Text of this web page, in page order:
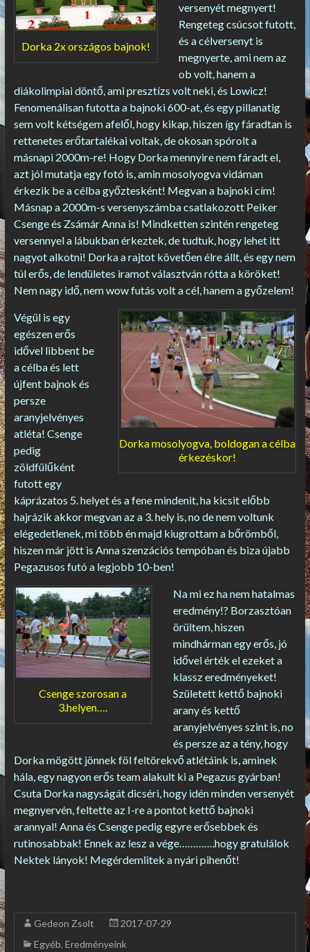
Dorka 2x országos bajnok!
versenyét megnyert!
Rengeteg csúcsot futott,
és a célversenyt is
megnyerte, ami nem az
ob volt, hanem a
diákolimpiai döntő, ami presztízs volt neki, és Lowicz!
Fenomenálisan futotta a bajnoki 600-at, és egy pillanatig
sem volt kétségem afelől, hogy kikap, hiszen így fáradtan is
rettenetes erőtartalékai voltak, de okosan spórolt a
másnapi 2000m-re! Hogy Dorka mennyire nem fáradt el,
azt jól mutatja egy fotó is, amin mosolyogva vidáman
érkezik be a célba győztesként! Megvan a bajnoki cím!
Másnap a 2000m-s versenyszámba csatlakozott Peiker
Csenge és Zsámár Anna is! Mindketten szintén rengeteg
versennyel a lábukban érkeztek, de tudtuk, hogy lehet itt
nagyot alkotni! Dorka a rajtot követően élre állt, és egy nem
túl erős, de lendületes iramot választván rótta a köröket!
Nem nagy idő, nem wow futás volt a cél, hanem a győzelem!
Dorka mosolyogva, boldogan a célba
érkezéskor!
Végül is egy
egészen erős
idővel libbent be
a célba és lett
újfent bajnok és
persze
aranyjelvényes
atléta! Csenge
pedig
zöldfülűként
futott egy
káprázatos 5. helyet és a fene mindenit, ha kicsit előbb
hajrázik akkor megvan az a 3. hely is, no de nem voltunk
elégedetlenek, mi több én majd kiugrottam a bőrömből,
hiszen már jött is Anna szenzációs tempóban és biza újabb
Pegazusos futó a legjobb 10-ben!
Csenge szorosan a
3.helyen….
Na mi ez ha nem hatalmas
eredmény!? Borzasztóan
örültem, hiszen
mindhárman egy erős, jó
idővel érték el ezeket a
klassz eredményeket!
Született kettő bajnoki
arany és kettő
aranyjelvényes szint is, no
és persze az a tény, hogy
Dorka mögött jönnek föl feltörekvő atlétáink is, aminek
hála, egy nagyon erős team alakult ki a Pegazus gyárban!
Csuta Dorka nagyságát dicséri, hogy idén minden versenyét
megnyervén, feltette az I-re a pontot kettő bajnoki
arannyal! Anna és Csenge pedig egyre erősebbek és
rutinosabbak! Ennek az lesz a vége………….hogy gratulálok
Nektek lányok! Megérdemlitek a nyári pihenőt!
Gedeon Zsolt
2017-07-29
Egyéb, Eredményeink